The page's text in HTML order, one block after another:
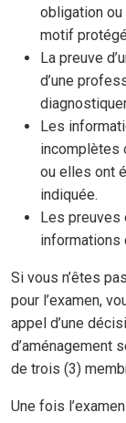
obligation
motif
La preuve
d’une
Les
incomplètes
ou elles ont
indiquée.
Les preuves
informations
Si vous n’êtes
pour l’examen,
appel d’une
d’aménagement
de trois (3)
Une fois